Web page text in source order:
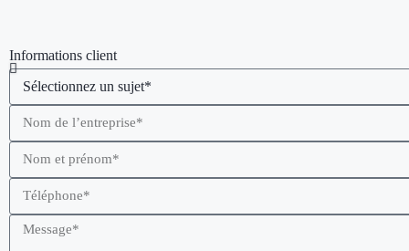
Informations client